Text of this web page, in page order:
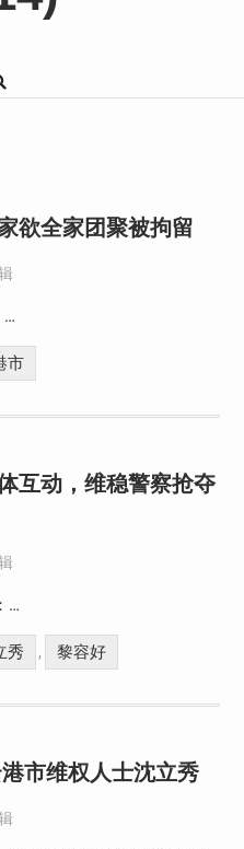
欲全家团聚被拘留
…
市
互动，维稳警察抢夺
…
秀 , 黎容好
市维权人士沈立秀